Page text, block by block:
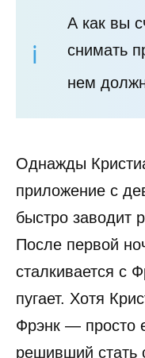
А как вы
снимать
нем
Однажды
приложение с
быстро заводит
После первой
сталкивается с
пугает. Хотя
Фрэнк — просто
решивший стать